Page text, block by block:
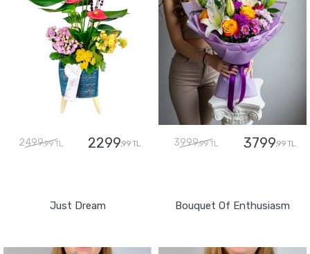
2499,99 TL 2299,99 TL 3999,99 TL 3799,99 TL
Just Dream Bouquet Of Enthusiasm